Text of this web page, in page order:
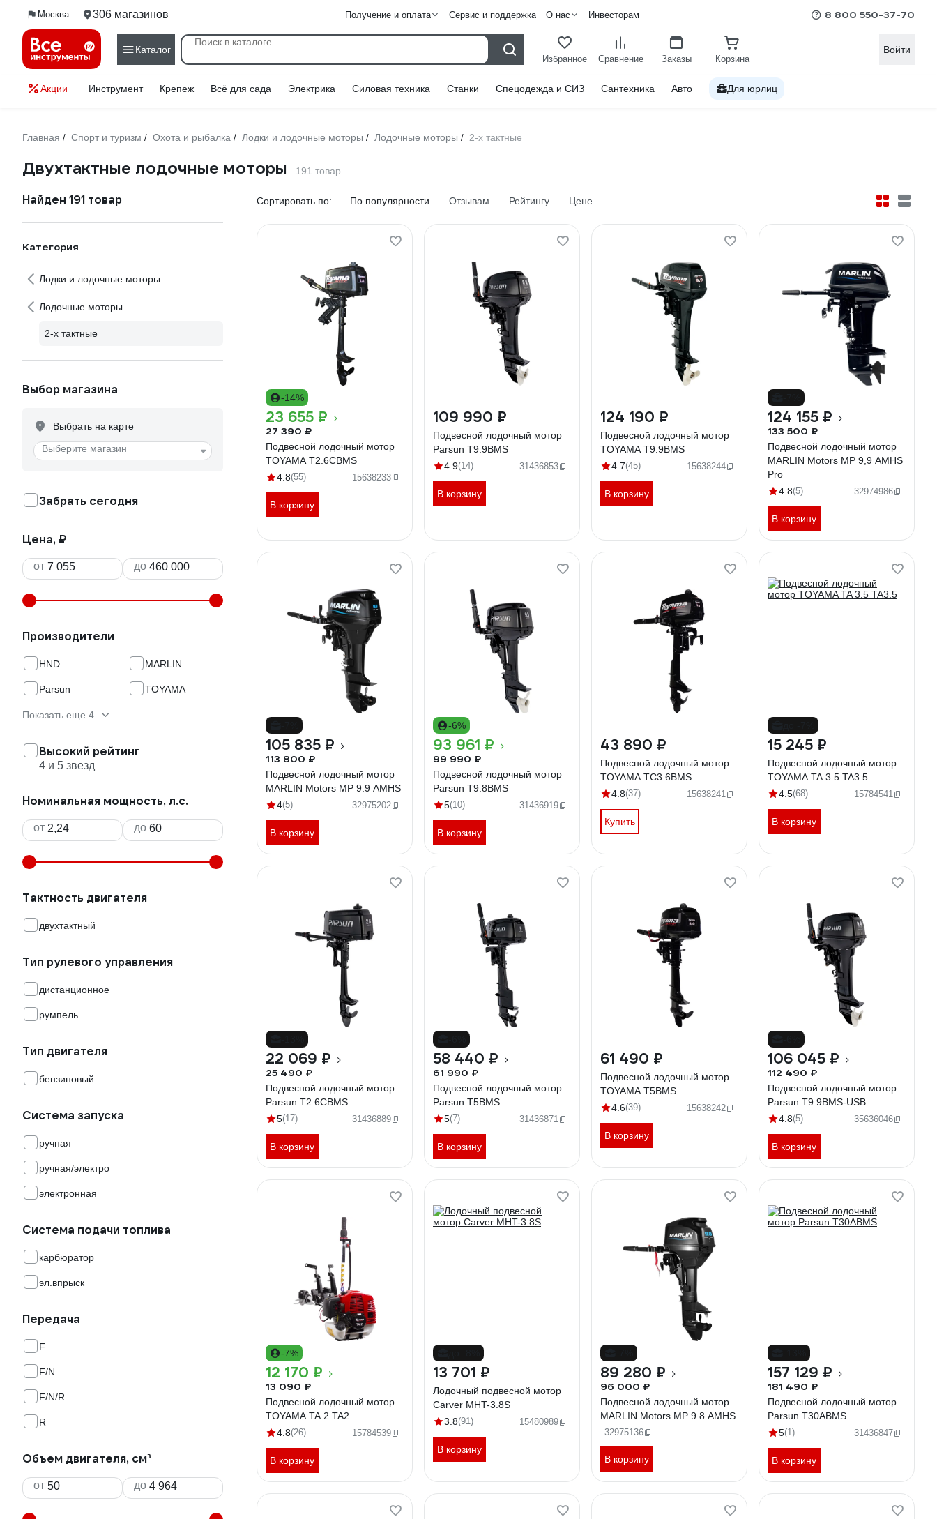
Москва 306 магазинов Получение и оплата Сервис и поддержка О нас Инвесторам 8 800 550-37-70
Каталог
Избранное Сравнение Заказы Корзина
Войти
Акции Инструмент Крепеж Всё для сада Электрика Силовая техника Станки Спецодежда и СИЗ Сантехника Авто Для юрлиц
Главная / Спорт и туризм / Охота и рыбалка / Лодки и лодочные моторы / Лодочные моторы / 2-х тактные
Двухтактные лодочные моторы 191 товар
Найден 191 товар
Категория
Лодки и лодочные моторы
Лодочные моторы
2-х тактные
Выбор магазина
Выбрать на карте
Выберите магазин
Забрать сегодня
Цена, ₽
от до
Производители
HND MARLIN
Parsun TOYAMA
Показать еще 4
Высокий рейтинг
4 и 5 звезд
Номинальная мощность, л.с.
от до
Тактность двигателя
двухтактный
Тип рулевого управления
дистанционное
румпель
Тип двигателя
бензиновый
Система запуска
ручная
ручная/электро
электронная
Система подачи топлива
карбюратор
эл.впрыск
Передача
F
F/N
F/N/R
R
Объем двигателя, см³
от до
Сортировать по: По популярности Отзывам Рейтингу Цене
-14%
23 655 ₽
27 390 ₽
Подвесной лодочный мотор
TOYAMA T2.6CBMS
4.8(55) 15638233
В корзину
109 990 ₽
Подвесной лодочный мотор
Parsun T9.9BMS
4.9(14) 31436853
В корзину
124 190 ₽
Подвесной лодочный мотор
TOYAMA T9.9BMS
4.7(45) 15638244
В корзину
124 155 ₽
133 500 ₽
Подвесной лодочный мотор
MARLIN Motors MP 9,9 AMHS
Pro
4.8(5) 32974986
В корзину
105 835 ₽
113 800 ₽
Подвесной лодочный мотор
MARLIN Motors MP 9.9 AMHS
4(5) 32975202
В корзину
-6%
93 961 ₽
99 990 ₽
Подвесной лодочный мотор
Parsun T9.8BMS
5(10) 31436919
В корзину
43 890 ₽
Подвесной лодочный мотор
TOYAMA TC3.6BMS
4.8(37) 15638241
Купить
15 245 ₽
Подвесной лодочный мотор
TOYAMA TA 3.5 TA3.5
4.5(68) 15784541
В корзину
22 069 ₽
25 490 ₽
Подвесной лодочный мотор
Parsun T2.6CBMS
5(17) 31436889
В корзину
58 440 ₽
61 990 ₽
Подвесной лодочный мотор
Parsun T5BMS
5(7) 31436871
В корзину
61 490 ₽
Подвесной лодочный мотор
TOYAMA T5BMS
4.6(39) 15638242
В корзину
106 045 ₽
112 490 ₽
Подвесной лодочный мотор
Parsun T9.9BMS-USB
4.8(5) 35636046
В корзину
-7%
12 170 ₽
13 090 ₽
Подвесной лодочный мотор
TOYAMA TA 2 TA2
4.8(26) 15784539
В корзину
13 701 ₽
Лодочный подвесной мотор
Carver MHT-3.8S
3.8(91) 15480989
В корзину
89 280 ₽
96 000 ₽
Подвесной лодочный мотор
MARLIN Motors MP 9.8 AMHS
32975136
В корзину
157 129 ₽
181 490 ₽
Подвесной лодочный мотор
Parsun T30ABMS
5(1) 31436847
В корзину